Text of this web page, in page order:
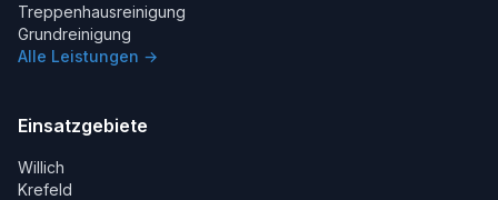
Treppenhausreinigung
Grundreinigung
Alle Leistungen →
Einsatzgebiete
Willich
Krefeld